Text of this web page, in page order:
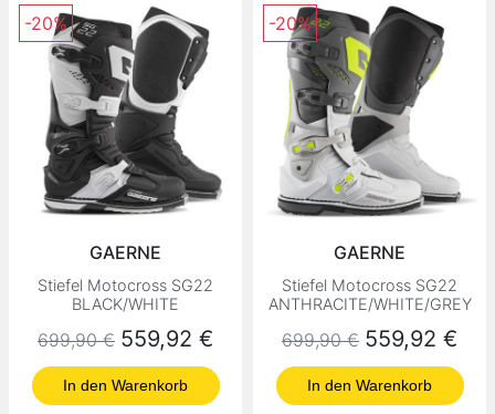
GAERNE
Stiefel Motocross SG22
BLACK/WHITE
Normaler Preis
699,90 € Preis
559,92 €
In den Warenkorb
-20%
GAERNE
Stiefel Motocross SG22
ANTHRACITE/WHITE/GREY
Normaler Preis
699,90 € Preis
559,92 €
In den Warenkorb
-20%